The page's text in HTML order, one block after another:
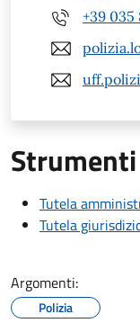
+39 035
Tutela
Tutela
Argomenti:
Polizia